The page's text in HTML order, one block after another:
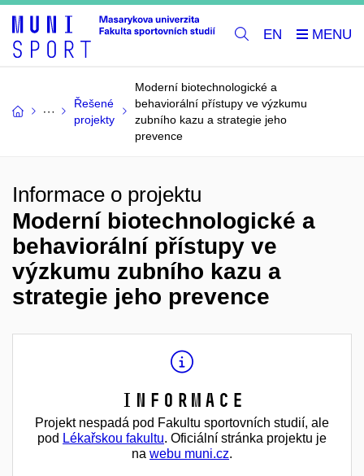
EN
Řešené
projekty
Moderní biotechnologické a
behaviorální přístupy ve výzkumu
zubního kazu a strategie jeho
prevence
Informace o projektu
Moderní biotechnologické a
behaviorální přístupy ve
výzkumu zubního kazu a
strategie jeho prevence
Informace
Projekt nespadá pod Fakultu sportovních studií, ale
pod Lékařskou fakultu. Oficiální stránka projektu je
na webu muni.cz.